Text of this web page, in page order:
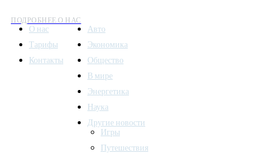
ПОДРОБНЕЕ О НАС
О нас
Тарифы
Контакты
Авто
Экономика
Общество
В мире
Энергетика
Наука
Другие новости
Игры
Путешествия